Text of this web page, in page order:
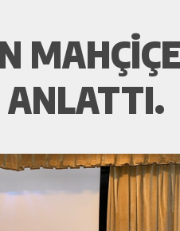
ANLATTI.